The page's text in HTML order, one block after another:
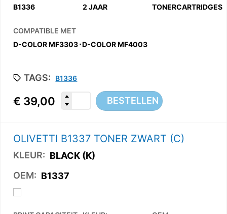
B1336 2 JAAR TONERCARTRIDGES
COMPATIBLE MET
D-COLOR MF3303⋅D-COLOR MF4003
TAGS: B1336
€ 39,00 BESTELLEN
OLIVETTI B1337 TONER ZWART (C)
KLEUR: BLACK (K)
OEM: B1337